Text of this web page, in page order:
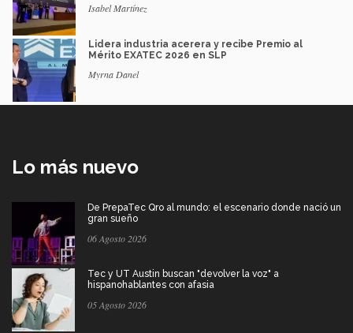
Isabel Martínez
Lidera industria acerera y recibe Premio al
Mérito EXATEC 2026 en SLP
Myrna Danel
Lo más nuevo
De PrepaTec Qro al mundo: el escenario donde nació un
gran sueño
06 Agosto 2026
Tec y UT Austin buscan "devolver la voz" a
hispanohablantes con afasia
05 Agosto 2026